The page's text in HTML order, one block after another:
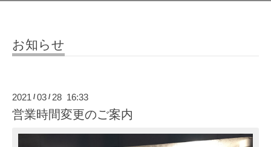
お知らせ
2021 / 03 / 28 16:33
営業時間変更のご案内